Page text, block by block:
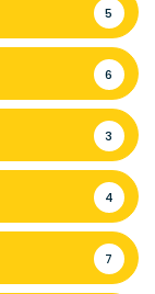
5
6
3
4
7